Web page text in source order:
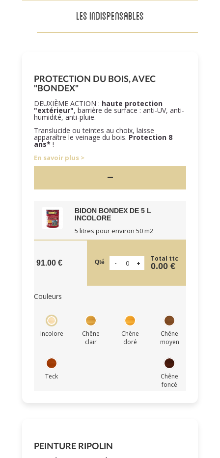
LES INDISPENSABLES
PROTECTION DU BOIS, AVEC
"BONDEX"
DEUXIÈME ACTION : haute protection
"extérieur", barrière de surface : anti-UV, anti-
humidité, anti-pluie.
Translucide ou teintes au choix, laisse
apparaître le veinage du bois. Protection 8
ans* !
En savoir plus
BIDON BONDEX DE 5 L
INCOLORE
5 litres pour environ 50 m2
91.00 € Qté Total ttc
0.00 €
Couleurs
Incolore
Chêne
clair
Chêne
doré
Chêne
moyen
Teck
Chêne
foncé
PEINTURE RIPOLIN